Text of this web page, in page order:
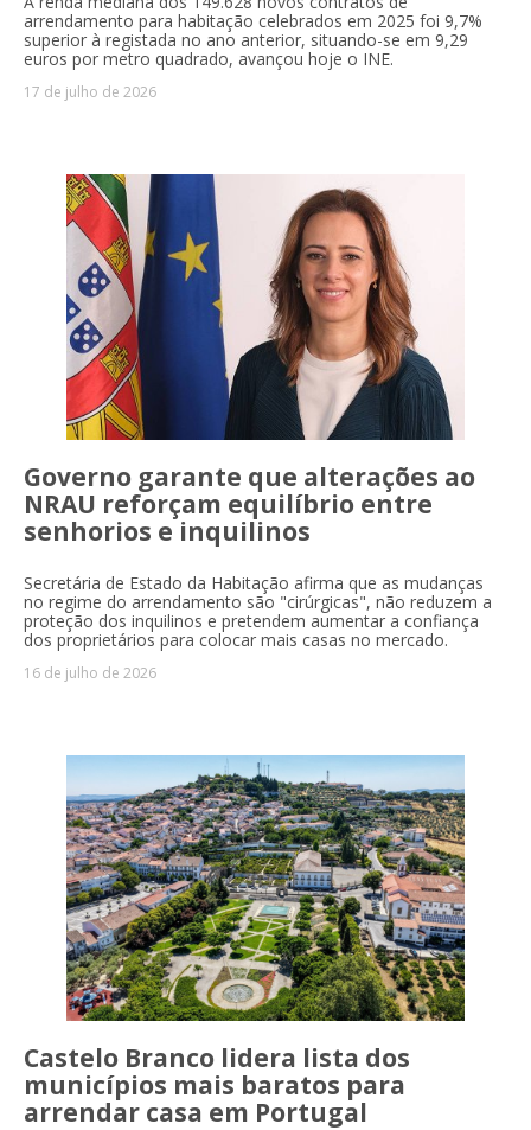
arrendamento para habitação celebrados em 2025 foi 9,7%
superior à registada no ano anterior, situando-se em 9,29
euros por metro quadrado, avançou hoje o INE.
17 de julho de 2026
Governo garante que alterações ao
NRAU reforçam equilíbrio entre
senhorios e inquilinos
Secretária de Estado da Habitação afirma que as mudanças
no regime do arrendamento são "cirúrgicas", não reduzem a
proteção dos inquilinos e pretendem aumentar a confiança
dos proprietários para colocar mais casas no mercado.
16 de julho de 2026
Castelo Branco lidera lista dos
municípios mais baratos para
arrendar casa em Portugal